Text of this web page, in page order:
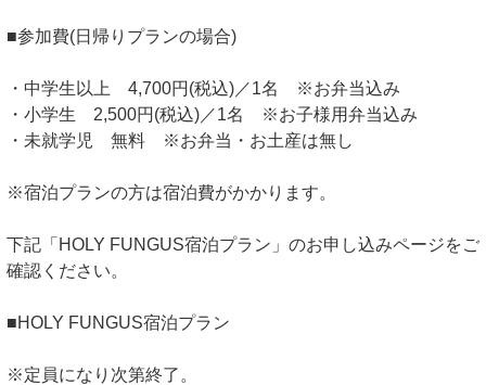
■参加費(日帰りプランの場合)
・中学生以上 4,700円(税込)／1名 ※お弁当込み
・小学生 2,500円(税込)／1名 ※お子様用弁当込み
・未就学児 無料 ※お弁当・お土産は無し
※宿泊プランの方は宿泊費がかかります。
下記「HOLY FUNGUS宿泊プラン」のお申し込みページをご
確認ください。
■HOLY FUNGUS宿泊プラン
※定員になり次第終了。